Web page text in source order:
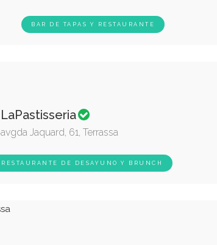
BAR DE TAPAS Y RESTAURANTE
RESTAURANTE DE DESAYUNO Y BRUNCH
LaPastisseria
avgda Jaquard, 61, Terrassa